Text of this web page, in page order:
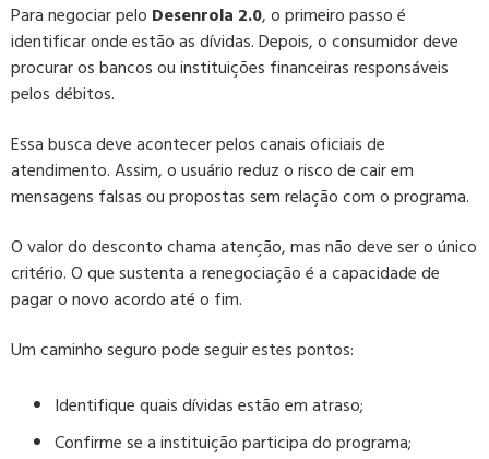
Para negociar pelo Desenrola 2.0, o primeiro passo é
identificar onde estão as dívidas. Depois, o consumidor deve
procurar os bancos ou instituições financeiras responsáveis
pelos débitos.
Essa busca deve acontecer pelos canais oficiais de
atendimento. Assim, o usuário reduz o risco de cair em
mensagens falsas ou propostas sem relação com o programa.
O valor do desconto chama atenção, mas não deve ser o único
critério. O que sustenta a renegociação é a capacidade de
pagar o novo acordo até o fim.
Um caminho seguro pode seguir estes pontos:
Identifique quais dívidas estão em atraso;
Confirme se a instituição participa do programa;